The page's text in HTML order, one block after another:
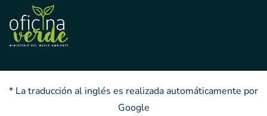
* La traducción al inglés es realizada automáticamente por
Google